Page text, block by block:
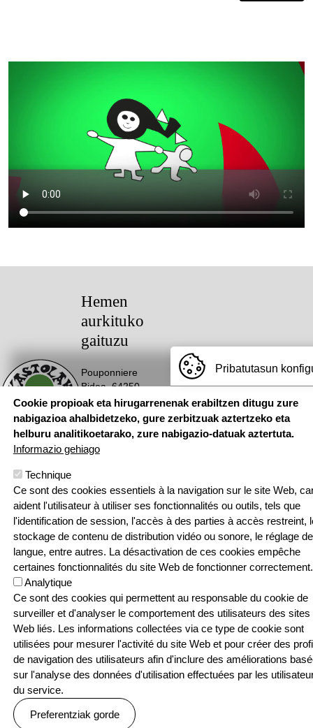
Hemen
aurkituko
gaituzu
Pouponniere
Bidea, 64250
KANBO
T: 05 59 52 49
24 | F: 05 59
52 88 87
Webgune hau Ikastolen Elkarteak garatu
Menu Pied de page
ContactPolitique de confidentialité
Politique relative aux cookies
© SEASKA | Eskubide guztiak bere esku
Pribatutasun
Cookie propioak eta hirugarrenenak erabiltzen ditugu zure
nabigazioa ahalbidetzeko, gure zerbitzuak aztertzeko eta
helburu analitikoetarako, zure nabigazio-datuak aztertuta.
Informazio gehiago
Technique
Ce sont des cookies essentiels à la navigation sur le site Web,
aident l'utilisateur à utiliser ses fonctionnalités ou outils, tels que
l'identification de session, l'accès à des parties à accès restreint,
stockage de contenu de distribution vidéo ou sonore, le réglage
langue, entre autres. La désactivation de ces cookies empêche
certaines fonctionnalités du site Web de fonctionner correctement.
Analytique
Ce sont des cookies qui permettent au responsable du cookie de
surveiller et d'analyser le comportement des utilisateurs des sites
Web liés. Les informations collectées via ce type de cookie sont
utilisées pour mesurer l'activité du site Web et pour créer des
de navigation des utilisateurs afin d'inclure des améliorations
sur l'analyse des données d'utilisation effectuées par les
du service.
Preferentziak gorde